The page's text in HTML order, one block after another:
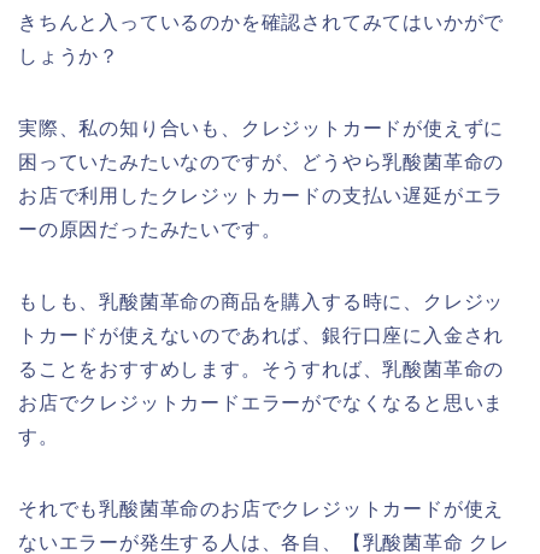
きちんと入っているのかを確認されてみてはいかがで
しょうか？
実際、私の知り合いも、クレジットカードが使えずに
困っていたみたいなのですが、どうやら乳酸菌革命の
お店で利用したクレジットカードの支払い遅延がエラ
ーの原因だったみたいです。
もしも、乳酸菌革命の商品を購入する時に、クレジッ
トカードが使えないのであれば、銀行口座に入金され
ることをおすすめします。そうすれば、乳酸菌革命の
お店でクレジットカードエラーがでなくなると思いま
す。
それでも乳酸菌革命のお店でクレジットカードが使え
ないエラーが発生する人は、各自、【乳酸菌革命 クレ